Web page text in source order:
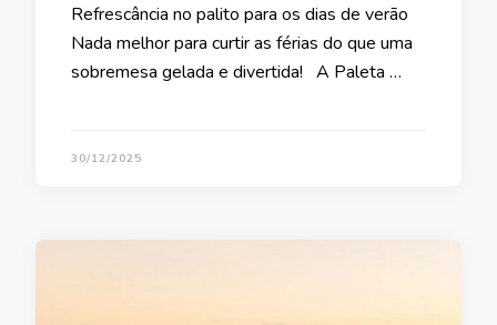
Refrescância no palito para os dias de verão
Nada melhor para curtir as férias do que uma
sobremesa gelada e divertida! A Paleta …
30/12/2025